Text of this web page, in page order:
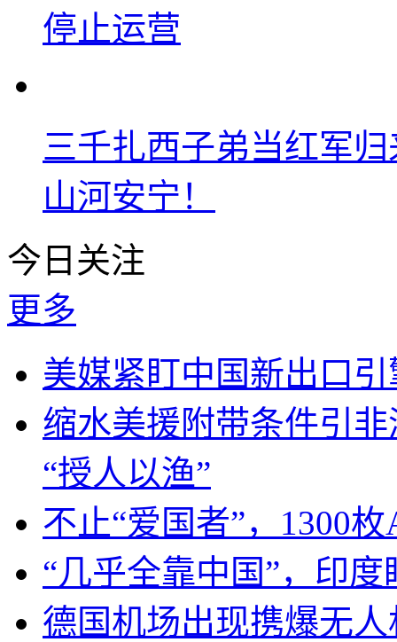
停止运营
三千扎西子弟当红军
山河安宁！
今日关注
更多
美媒紧盯中国新出口
缩水美援附带条件引
“授人以渔”
不止“爱国者”，1300
“几乎全靠中国”，印
德国机场出现携爆无